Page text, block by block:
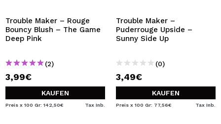
Trouble Maker – Rouge
Bouncy Blush – The Game
Deep Pink
(2)
3,99€
KAUFEN
Preis x 100 Gr: 142,50€ Tax Inb.
Trouble Maker –
Puderrouge Upside –
Sunny Side Up
(0)
3,49€
KAUFEN
Preis x 100 Gr: 77,56€ Tax Inb.